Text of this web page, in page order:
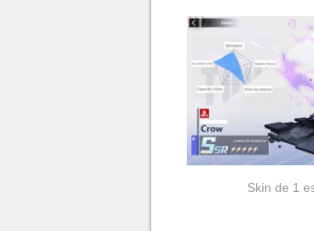
Skin de 1